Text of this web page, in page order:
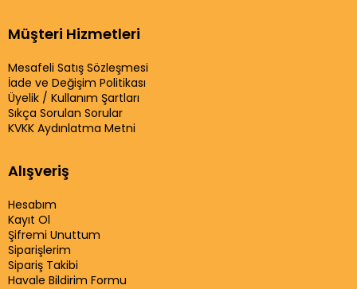
Müşteri Hizmetleri
Mesafeli Satış Sözleşmesi
İade ve Değişim Politikası
Üyelik / Kullanım Şartları
Sıkça Sorulan Sorular
KVKK Aydınlatma Metni
Alışveriş
Hesabım
Kayıt Ol
Şifremi Unuttum
Siparişlerim
Sipariş Takibi
Havale Bildirim Formu